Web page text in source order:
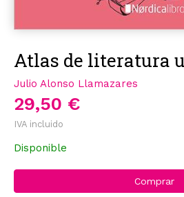
Atlas de literatura
Julio Alonso Llamazares
29,50 €
IVA incluido
Disponible
Comprar